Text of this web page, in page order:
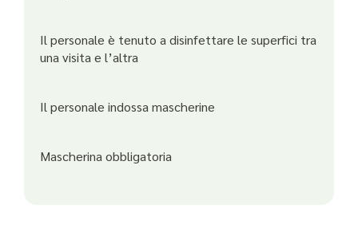
Il personale è tenuto a disinfettare le superfici tra
una visita e l’altra
Il personale indossa mascherine
Mascherina obbligatoria